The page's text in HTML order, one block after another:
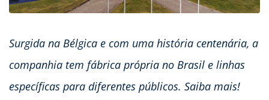
Surgida na Bélgica e com uma história centenária, a
companhia tem fábrica própria no Brasil e linhas
específicas para diferentes públicos. Saiba mais!